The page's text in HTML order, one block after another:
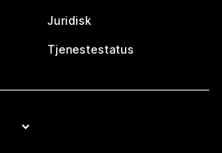
Juridisk
Tjenestestatus